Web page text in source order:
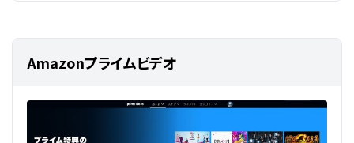
Amazonプライムビデオ